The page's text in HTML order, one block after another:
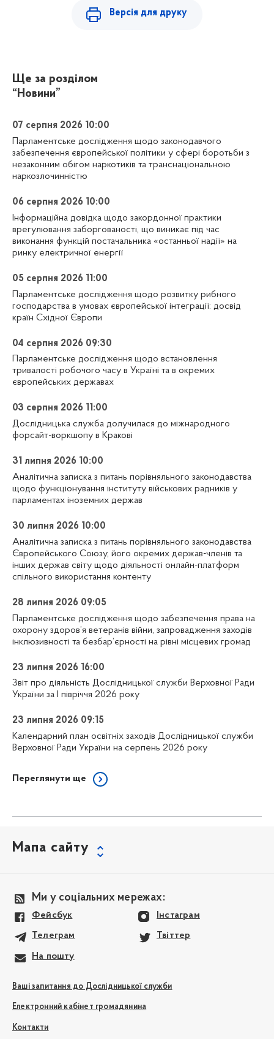
Версія для друку
Ще за розділом
“Новини”
07 серпня 2026 10:00
Парламентське дослідження щодо законодавчого
забезпечення європейської політики у сфері боротьби з
незаконним обігом наркотиків та транснаціональною
наркозлочинністю
06 серпня 2026 10:00
Інформаційна довідка щодо закордонної практики
врегулювання заборгованості, що виникає під час
виконання функцій постачальника «останньої надії» на
ринку електричної енергії
05 серпня 2026 11:00
Парламентське дослідження щодо розвитку рибного
господарства в умовах європейської інтеграції: досвід
країн Східної Європи
04 серпня 2026 09:30
Парламентське дослідження щодо встановлення
тривалості робочого часу в Україні та в окремих
європейських державах
03 серпня 2026 11:00
Дослідницька служба долучилася до міжнародного
форсайт-воркшопу в Кракові
31 липня 2026 10:00
Аналітична записка з питань порівняльного законодавства
щодо функціонування інституту військових радників у
парламентах іноземних держав
30 липня 2026 10:00
Аналітична записка з питань порівняльного законодавства
Європейського Союзу, його окремих держав-членів та
інших держав світу щодо діяльності онлайн-платформ
спільного використання контенту
28 липня 2026 09:05
Парламентське дослідження щодо забезпечення права на
охорону здоров’я ветеранів війни, запровадження заходів
інклюзивності та безбар’єрності на рівні місцевих громад
23 липня 2026 16:00
Звіт про діяльність Дослідницької служби Верховної Ради
України за І півріччя 2026 року
23 липня 2026 09:15
Календарний план освітніх заходів Дослідницької служби
Верховної Ради України на серпень 2026 року
Переглянути ще
Мапа сайту
Ми у соціальних мережах:
Фейсбук Інстаграм
Телеграм Твіттер
На пошту
Ваші запитання до Дослідницької служби
Електронний кабінет громадянина
Контакти